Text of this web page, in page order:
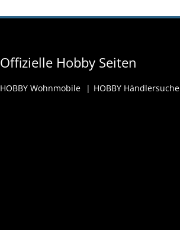
Offizielle Hobby Seiten
HOBBY Wohnmobile HOBBY Händlersuche